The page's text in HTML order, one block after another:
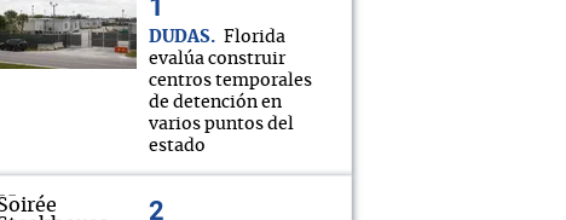
DUDAS
Florida
evalúa construir
centros temporales
de detención en
varios puntos del
estado